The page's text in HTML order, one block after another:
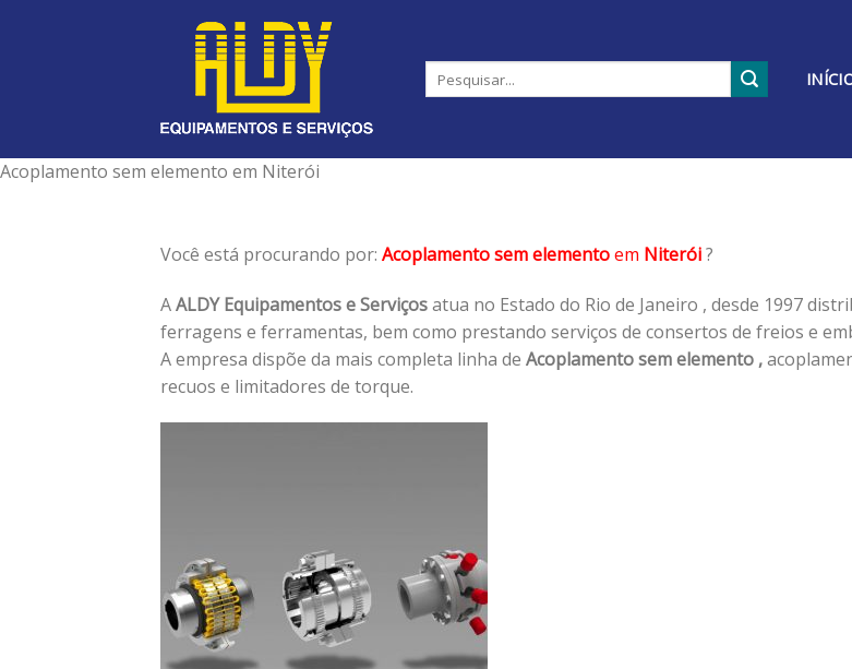
Acoplamento sem elemento em Niterói
Você está procurando por: Acoplamento sem elementoem Niterói?
AALDY Equipamentos e Serviçosatua no Estado do Rio de Janeiro , desde 1997
ferragens e ferramentas, bem como prestando serviços de consertos de freios e
A empresa dispõe da mais completa linha de Acoplamento sem elemento ,
recuos e limitadores de torque.